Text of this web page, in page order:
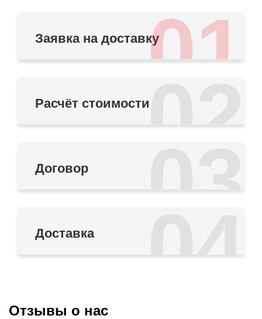
01
Заявка на доставку
02
Расчёт стоимости
03
Договор
04
Доставка
Отзывы о нас